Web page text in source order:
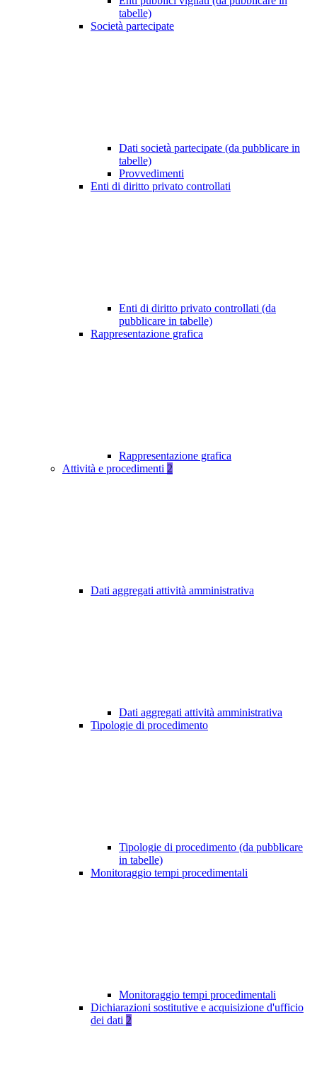
tabelle)
Società partecipate
Dati società partecipate (da pubblicare in
tabelle)
Provvedimenti
Enti di diritto privato controllati
Enti di diritto privato controllati (da
pubblicare in tabelle)
Rappresentazione grafica
Rappresentazione grafica
Attività e procedimenti 2
Dati aggregati attività amministrativa
Dati aggregati attività amministrativa
Tipologie di procedimento
Tipologie di procedimento (da pubblicare
in tabelle)
Monitoraggio tempi procedimentali
Monitoraggio tempi procedimentali
Dichiarazioni sostitutive e acquisizione d'ufficio
dei dati 2